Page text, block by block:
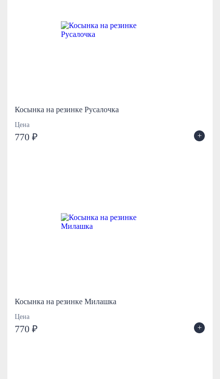
Косынка на резинке Русалочка
Цена
770 ₽ +
Косынка на резинке Милашка
Цена
770 ₽ +